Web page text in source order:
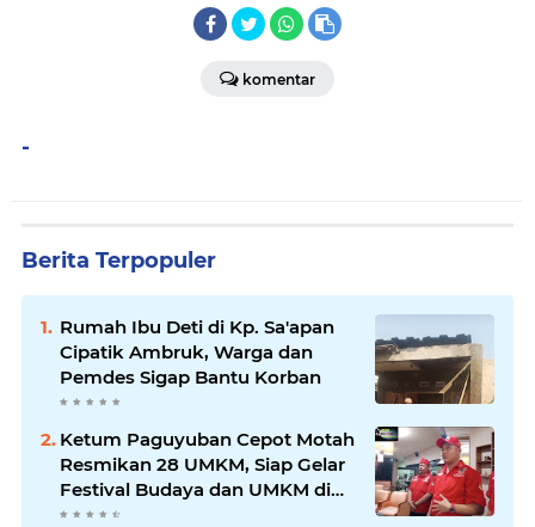
komentar
-
Berita Terpopuler
Rumah Ibu Deti di Kp. Sa'apan
Cipatik Ambruk, Warga dan
Pemdes Sigap Bantu Korban
Ketum Paguyuban Cepot Motah
Resmikan 28 UMKM, Siap Gelar
Festival Budaya dan UMKM di
Jalan Braga